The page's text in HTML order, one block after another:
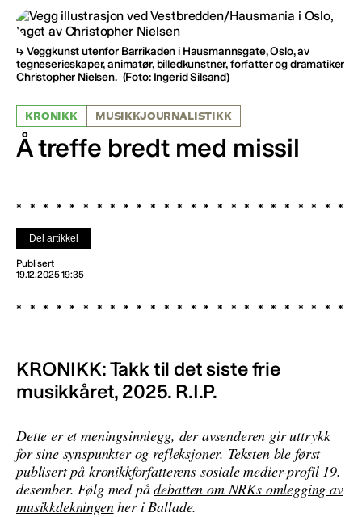
Veggkunst utenfor Barrikaden i Hausmannsgate, Oslo, av
tegneserieskaper, animatør, billedkunstner, forfatter og dramatiker
Christopher Nielsen. (Foto: Ingerid Silsand)
KRONIKK MUSIKKJOURNALISTIKK
Å treffe bredt med missil
Del artikkel
Publisert
19.12.2025 19:35
KRONIKK: Takk til det siste frie
musikkåret, 2025. R.I.P.
Dette er et meningsinnlegg, der avsenderen gir uttrykk
for sine synspunkter og refleksjoner. Teksten ble først
publisert på kronikkforfatterens sosiale medier-profil 19.
desember. Følg med pådebatten om NRKs omlegging av
musikkdekningenher i Ballade.